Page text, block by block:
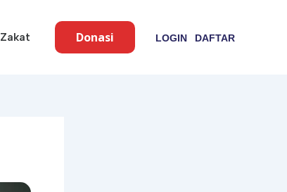
Zakat Donasi LOGIN DAFTAR